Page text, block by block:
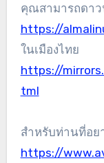
คุณสามารถดาว
https://
ในเมืองไทย
https://
tml
สำหรับท่านที่อย
https://